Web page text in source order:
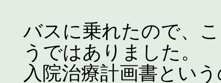
バスに乗れたので、
うではありました。
入院治療計画書とい